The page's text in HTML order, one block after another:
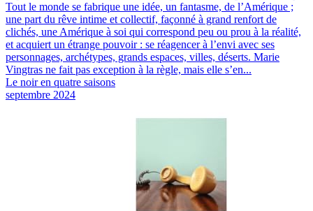
Tout le monde se fabrique une idée, un fantasme, de l’Amérique ;
une part du rêve intime et collectif, façonné à grand renfort de
clichés, une Amérique à soi qui correspond peu ou prou à la réalité,
et acquiert un étrange pouvoir : se réagencer à l’envi avec ses
personnages, archétypes, grands espaces, villes, déserts. Marie
Vingtras ne fait pas exception à la règle, mais elle s’en...
Le noir en quatre saisons
septembre 2024